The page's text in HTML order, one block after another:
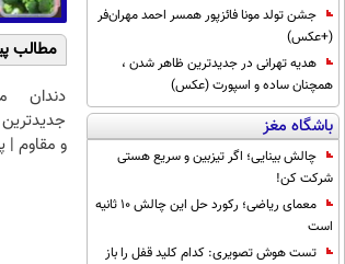
جشن تولد مونا فائزپور همسر احمد مهران‌فر
(+عکس)
هدیه تهرانی در جدیدترین ظاهر شدن ،
همچنان ساده و اسپورت (عکس)
باشگاه مغز
چالش بینایی؛ اگر تیزبین و سریع هستی
شرکت کن!
معمای ریاضی؛ رکورد حل این چالش 10 ثانیه
است
تست هوش تصویری: کدام کلید قفل را باز
مطالب
دندان
و مقاوم